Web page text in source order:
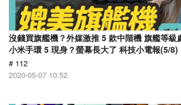
沒錢買旗艦機？外媒激推 5 款中階機 旗艦等級
小米手環 5 現身？螢幕長大了 科技小電報(5/8)
# 112
2020-05-07 10:52